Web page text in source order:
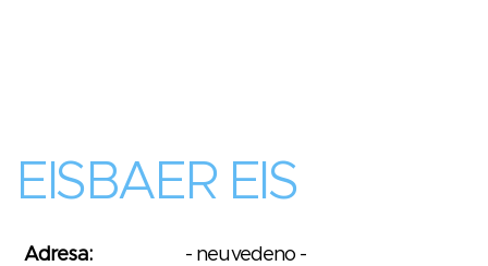
EISBAER EIS
Adresa:
- neuvedeno -